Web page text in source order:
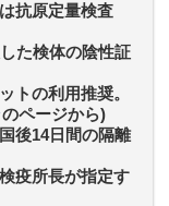
抗原定量検査
た検体の陰性証
トの利用推奨。
のページから)
後14日間の隔離
疫所長が指定す